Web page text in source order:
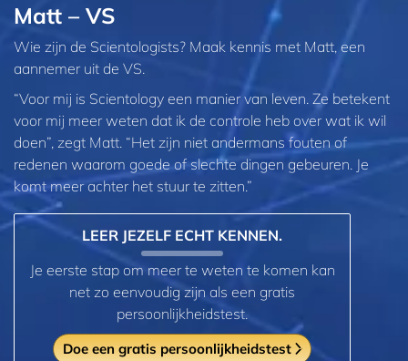
Matt – VS
Wie zijn de Scientologists? Maak kennis met Matt, een
aannemer uit de VS.
“Voor mij is Scientology een manier van leven. Ze betekent
voor mij meer weten dat ik de controle heb over wat ik wil
doen”, zegt Matt. “Het zijn niet andermans fouten of
redenen waarom goede of slechte dingen gebeuren. Je
komt meer achter het stuur te zitten.”
LEER JEZELF ECHT KENNEN.
Je eerste stap om meer te weten te komen kan
net zo eenvoudig zijn als een gratis
persoonlijkheidstest.
Doe een gratis persoonlijkheidstest